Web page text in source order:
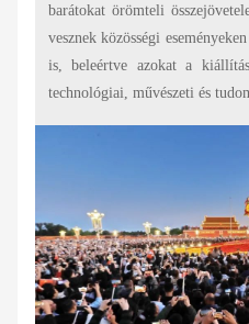
barátokat örömteli
vesznek közösségi
is, beleértve azokat a
technológiai, művészeti és